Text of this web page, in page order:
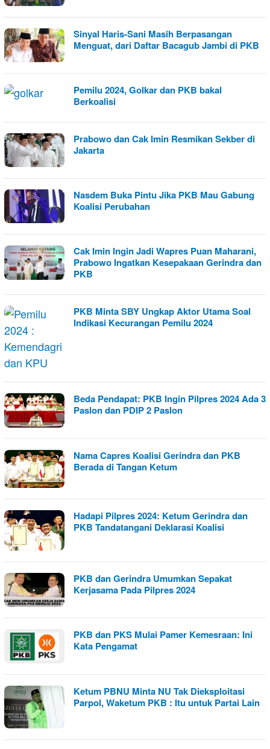
Sinyal Haris-Sani Masih Berpasangan
Menguat, dari Daftar Bacagub Jambi di PKB
Pemilu 2024, Golkar dan PKB bakal
Berkoalisi
Prabowo dan Cak Imin Resmikan Sekber di
Jakarta
Nasdem Buka Pintu Jika PKB Mau Gabung
Koalisi Perubahan
Cak Imin Ingin Jadi Wapres Puan Maharani,
Prabowo Ingatkan Kesepakaan Gerindra dan
PKB
PKB Minta SBY Ungkap Aktor Utama Soal
Indikasi Kecurangan Pemilu 2024
Beda Pendapat: PKB Ingin Pilpres 2024 Ada 3
Paslon dan PDIP 2 Paslon
Nama Capres Koalisi Gerindra dan PKB
Berada di Tangan Ketum
Hadapi Pilpres 2024: Ketum Gerindra dan
PKB Tandatangani Deklarasi Koalisi
PKB dan Gerindra Umumkan Sepakat
Kerjasama Pada Pilpres 2024
PKB dan PKS Mulai Pamer Kemesraan: Ini
Kata Pengamat
Ketum PBNU Minta NU Tak Dieksploitasi
Parpol, Waketum PKB : Itu untuk Partai Lain